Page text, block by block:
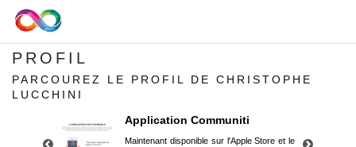
PROFIL
PARCOUREZ LE PROFIL DE CHRISTOPHE
LUCCHINI
Application Communiti
Maintenant disponible sur l'Apple Store et le